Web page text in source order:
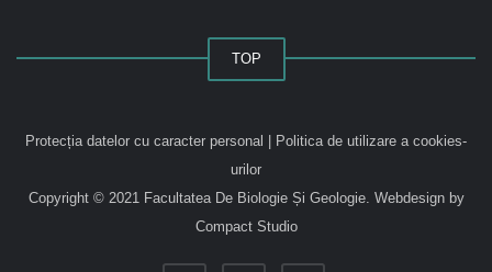
TOP
Protecția datelor cu caracter personal
Politica de utilizare a cookies-
urilor
Copyright © 2021 Facultatea De Biologie Și Geologie. Webdesign by
Compact Studio